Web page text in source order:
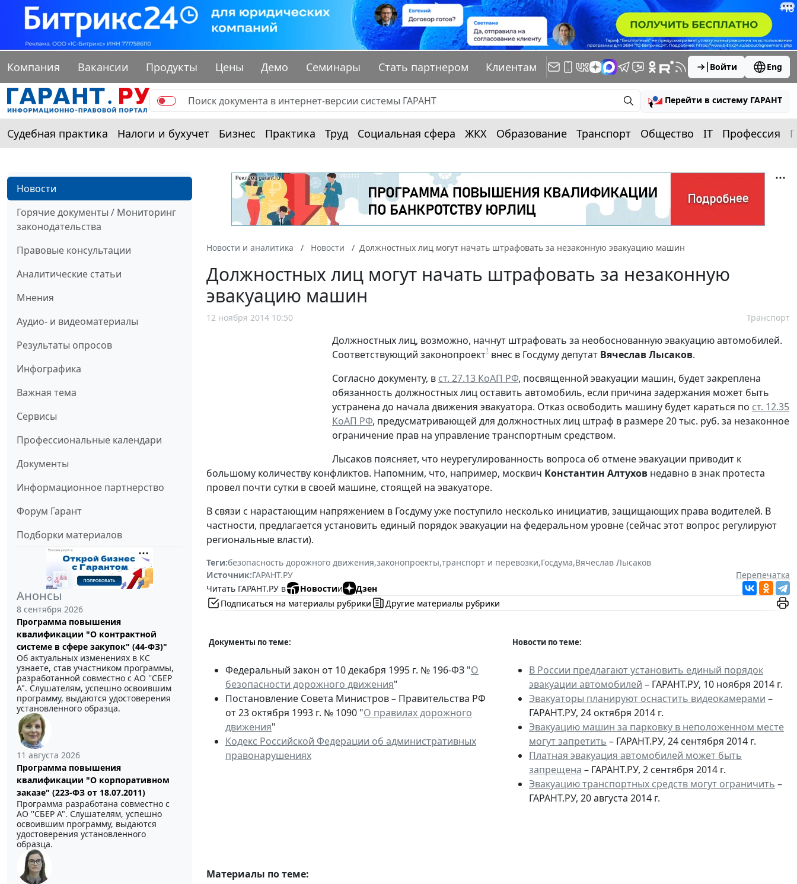
Компания Вакансии Продукты Цены Демо Семинары Стать партнером Клиентам Войти Eng
Перейти в систему ГАРАНТ
Судебная практика Налоги и бухучет Бизнес Практика Труд Социальная сфера ЖКХ Образование Транспорт Общество IT Профессия
Новости
Горячие документы / Мониторинг
законодательства
Правовые консультации
Аналитические статьи
Мнения
Аудио- и видеоматериалы
Результаты опросов
Инфографика
Важная тема
Сервисы
Профессиональные календари
Документы
Информационное партнерство
Форум Гарант
Подборки материалов
Анонсы
8 сентября 2026
Программа повышения
квалификации "О контрактной
системе в сфере закупок" (44-ФЗ)"
Об актуальных изменениях в КС
узнаете, став участником программы,
разработанной совместно с АО ''СБЕР
А". Слушателям, успешно освоившим
программу, выдаются удостоверения
установленного образца.
11 августа 2026
Программа повышения
квалификации "О корпоративном
заказе" (223-ФЗ от 18.07.2011)
Программа разработана совместно с
АО ''СБЕР А". Слушателям, успешно
освоившим программу, выдаются
удостоверения установленного
образца.
Новости и аналитика Новости Должностных лиц могут начать штрафовать за незаконную эвакуацию машин
Должностных лиц могут начать штрафовать за незаконную
эвакуацию машин
12 ноября 2014 10:50 Транспорт
Должностных лиц, возможно, начнут штрафовать за необоснованную эвакуацию автомобилей.
Соответствующий законопроект1 внес в Госдуму депутат Вячеслав Лысаков.
Согласно документу, в ст. 27.13 КоАП РФ, посвященной эвакуации машин, будет закреплена
обязанность должностных лиц оставить автомобиль, если причина задержания может быть
устранена до начала движения эвакуатора. Отказ освободить машину будет караться по ст. 12.35
КоАП РФ, предусматривающей для должностных лиц штраф в размере 20 тыс. руб. за незаконное
ограничение прав на управление транспортным средством.
Лысаков поясняет, что неурегулированность вопроса об отмене эвакуации приводит к
большому количеству конфликтов. Напомним, что, например, москвич Константин Алтухов недавно в знак протеста
провел почти сутки в своей машине, стоящей на эвакуаторе.
В связи с нарастающим напряжением в Госдуму уже поступило несколько инициатив, защищающих права водителей. В
частности, предлагается установить единый порядок эвакуации на федеральном уровне (сейчас этот вопрос регулируют
региональные власти).
Теги:безопасность дорожного движения,законопроекты,транспорт и перевозки,Госдума,Вячеслав Лысаков
Источник:ГАРАНТ.РУ
Перепечатка
Читать ГАРАНТ.РУ в
Новостии
Дзен
Подписаться на материалы рубрики
Другие материалы рубрики
Документы по теме: Новости по теме:
Федеральный закон от 10 декабря 1995 г. № 196-ФЗ "О
безопасности дорожного движения"
Постановление Совета Министров – Правительства РФ
от 23 октября 1993 г. № 1090 "О правилах дорожного
движения"
Кодекс Российской Федерации об административных
правонарушениях
В России предлагают установить единый порядок
эвакуации автомобилей – ГАРАНТ.РУ, 10 ноября 2014 г.
Эвакуаторы планируют оснастить видеокамерами –
ГАРАНТ.РУ, 24 октября 2014 г.
Эвакуацию машин за парковку в неположенном месте
могут запретить – ГАРАНТ.РУ, 24 сентября 2014 г.
Платная эвакуация автомобилей может быть
запрещена – ГАРАНТ.РУ, 2 сентября 2014 г.
Эвакуацию транспортных средств могут ограничить –
ГАРАНТ.РУ, 20 августа 2014 г.
Материалы по теме: